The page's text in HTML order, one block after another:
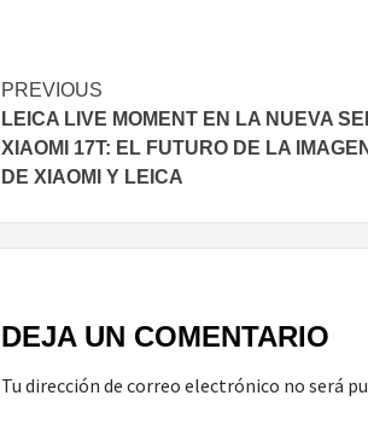
Post
navigation
PREVIOUS
LEICA LIVE MOMENT EN LA NUEVA
XIAOMI 17T: EL FUTURO DE LA
DE XIAOMI Y LEICA
DEJA UN COMENTARIO
Tu dirección de correo electrónico no será